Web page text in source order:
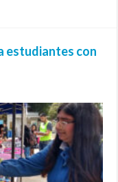
estudiantes con